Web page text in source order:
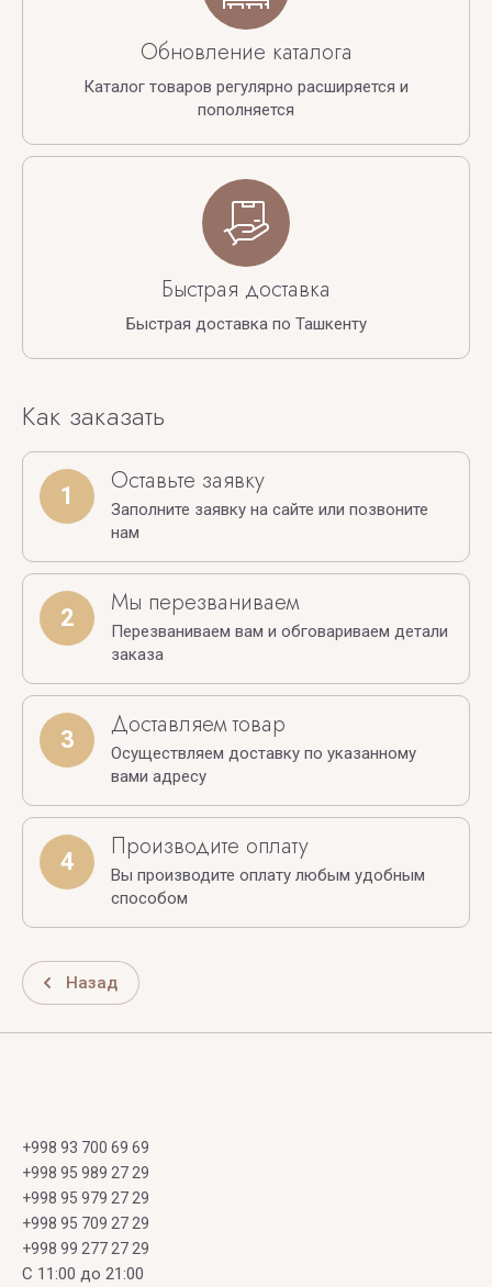
Обновление каталога
Каталог товаров регулярно расширяется и
пополняется
Быстрая доставка
Быстрая доставка по Ташкенту
Как заказать
1 Оставьте заявку
Заполните заявку на сайте или позвоните
нам
2 Мы перезваниваем
Перезваниваем вам и обговариваем детали
заказа
3 Доставляем товар
Осуществляем доставку по указанному
вами адресу
4 Производите оплату
Вы производите оплату любым удобным
способом
Назад
+998 93 700 69 69
+998 95 989 27 29
+998 95 979 27 29
+998 95 709 27 29
+998 99 277 27 29
C 11:00 до 21:00